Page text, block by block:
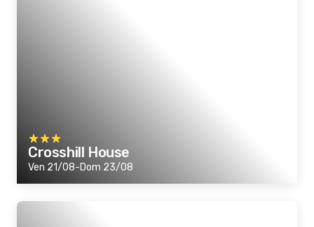
Crosshill House
Ven 21/08-Dom 23/08